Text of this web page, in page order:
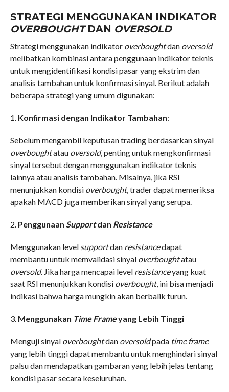
STRATEGI MENGGUNAKAN INDIKATOR
OVERBOUGHTDAN OVERSOLD
Strategi menggunakan indikator overboughtdan oversold
melibatkan kombinasi antara penggunaan indikator teknis
untuk mengidentifikasi kondisi pasar yang ekstrim dan
analisis tambahan untuk konfirmasi sinyal. Berikut adalah
beberapa strategi yang umum digunakan:
1. Konfirmasi dengan Indikator Tambahan:
Sebelum mengambil keputusan trading berdasarkan sinyal
overboughtatau oversold, penting untuk mengkonfirmasi
sinyal tersebut dengan menggunakan indikator teknis
lainnya atau analisis tambahan. Misalnya, jika RSI
menunjukkan kondisi overbought, trader dapat memeriksa
apakah MACD juga memberikan sinyal yang serupa.
2. Penggunaan Supportdan Resistance
Menggunakan level supportdan resistancedapat
membantu untuk memvalidasi sinyal overboughtatau
oversold. Jika harga mencapai level resistanceyang kuat
saat RSI menunjukkan kondisi overbought, ini bisa menjadi
indikasi bahwa harga mungkin akan berbalik turun.
3. Menggunakan Time Frameyang Lebih Tinggi
Menguji sinyal overboughtdan oversoldpada time frame
yang lebih tinggi dapat membantu untuk menghindari sinyal
palsu dan mendapatkan gambaran yang lebih jelas tentang
kondisi pasar secara keseluruhan.